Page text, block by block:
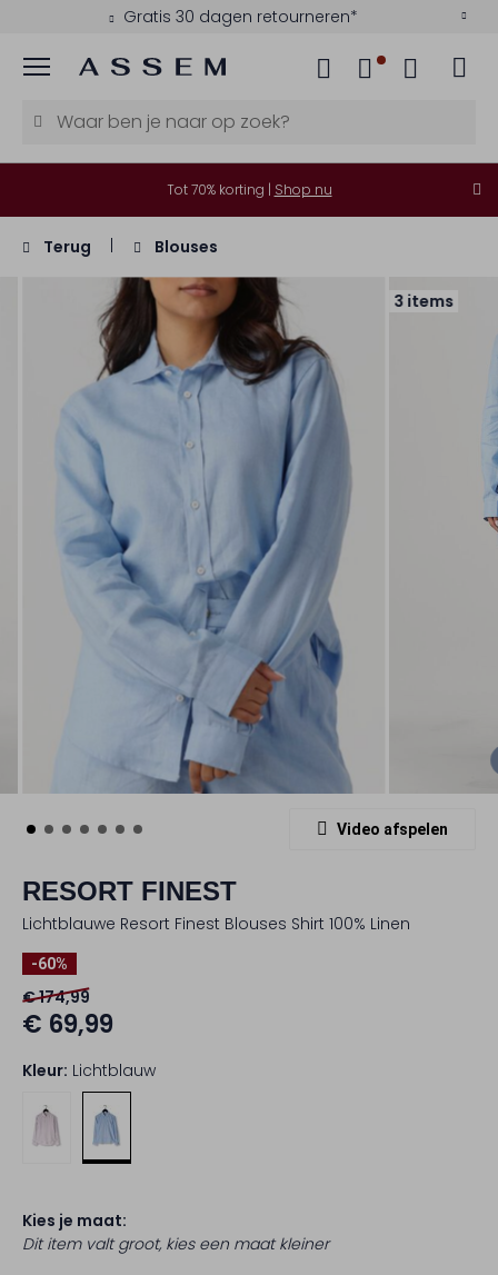
Gratis 30 dagen retourneren*
Menu
Tot 70% korting | Shop nu
Terug Blouses
3 items
Video afspelen
RESORT FINEST
Lichtblauwe Resort Finest Blouses Shirt 100% Linen
-60%
€ 174,99
€ 69,99
Kleur: Lichtblauw
Kies je maat:
Dit item valt groot, kies een maat kleiner